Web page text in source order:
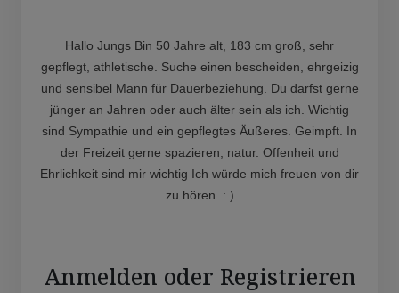
Hallo Jungs Bin 50 Jahre alt, 183 cm groß, sehr
gepflegt, athletische. Suche einen bescheiden, ehrgeizig
und sensibel Mann für Dauerbeziehung. Du darfst gerne
jünger an Jahren oder auch älter sein als ich. Wichtig
sind Sympathie und ein gepflegtes Äußeres. Geimpft. In
der Freizeit gerne spazieren, natur. Offenheit und
Ehrlichkeit sind mir wichtig Ich würde mich freuen von dir
zu hören. : )
Anmelden oder Registrieren